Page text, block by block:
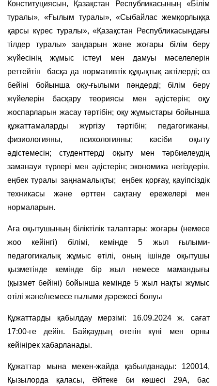
Конституциясын, Қазақстан Республикасының «Білім
туралы», «Ғылым туралы», «Сыбайлас жемқорлыққа
қарсы күрес туралы», «Қазақстан Республикасындағы
тілдер туралы» заңдарын және жоғары білім беру
жүйесінің жұмыс істеуі мен дамуы мәселелерін
реттейтін басқа да нормативтік құқықтық актілерді; өз
бейіні бойынша оқу-ғылыми пәндерді; білім беру
жүйелерін басқару теориясы мен әдістерін; оқу
жоспарларын жасау тәртібін; оқу жұмыстары бойынша
құжаттамаларды жүргізу тәртібін; педагогиканы,
физиологияны, психологияны; кәсіби оқыту
әдістемесін; студенттерді оқыту мен тәрбиелеудің
заманауи түрлері мен әдістерін; экономика негіздерін,
еңбек туралы заңнамалықты; еңбек қорғау, қауіпсіздік
техникасы және өрттен сақтану ережелері мен
нормаларын.
Аға оқытушының біліктілік талаптары: жоғары (немесе
жоо кейінгі) білімі, кемінде 5 жыл ғылыми-
педагогикалық жұмыс өтілі, оның ішінде оқытушы
қызметінде кемінде бір жыл немесе мамандығы
(қызмет бейіні) бойынша кемінде 5 жыл нақты жұмыс
өтілі және/немесе ғылыми дәрежесі болуы
Құжаттарды қабылдау мерзімі: 16.09.2024 ж. сағат
17:00-ге дейін. Байқаудың өтетін күні мен орны
кейінірек хабарланады.
Құжаттар мына мекен-жайда қабылданады: 120014,
Қызылорда қаласы, Әйтеке би көшесі 29А, бас